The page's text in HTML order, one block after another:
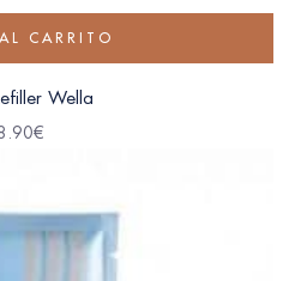
CARRITO
Wella
€